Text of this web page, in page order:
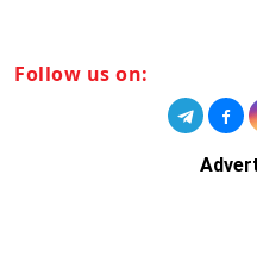
Follow us on: